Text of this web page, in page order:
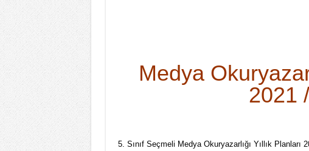
Medya
2021
5. Sınıf Seçmeli Medya Okuryazarlığı Yıllık Planları